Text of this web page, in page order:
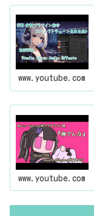
www.youtube.com
www.youtube.com